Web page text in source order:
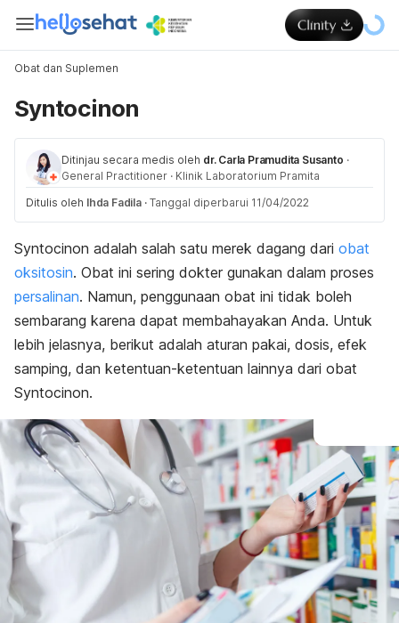
Obat dan Suplemen
Syntocinon
Ditinjau secara medis oleh dr. Carla Pramudita Susanto ·
General Practitioner · Klinik Laboratorium Pramita
Ditulis oleh Ihda Fadila · Tanggal diperbarui 11/04/2022
Syntocinon adalah salah satu merek dagang dari obat
oksitosin. Obat ini sering dokter gunakan dalam proses
persalinan. Namun, penggunaan obat ini tidak boleh
sembarang karena dapat membahayakan Anda. Untuk
lebih jelasnya, berikut adalah aturan pakai, dosis, efek
samping, dan ketentuan-ketentuan lainnya dari obat
Syntocinon.